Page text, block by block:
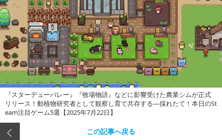
『スターデューバレー』『牧場物語』などに影響受けた農業シムが正式
リリース！動植物研究者として観察し育て共存する―採れたて！本日のSt
eam注目ゲーム5選【2025年7月22日】
この記事へ戻る